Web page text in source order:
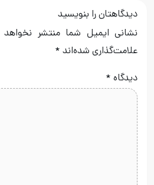
دیدگاهتان را بنویسید
نشانی ایمیل شما منتشر
علامت‌گذاری شده‌اند *
دیدگاه *